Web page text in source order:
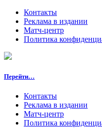
Контакты
Реклама в издании
Матч-центр
Политика
Перейти…
Контакты
Реклама в издании
Матч-центр
Политика